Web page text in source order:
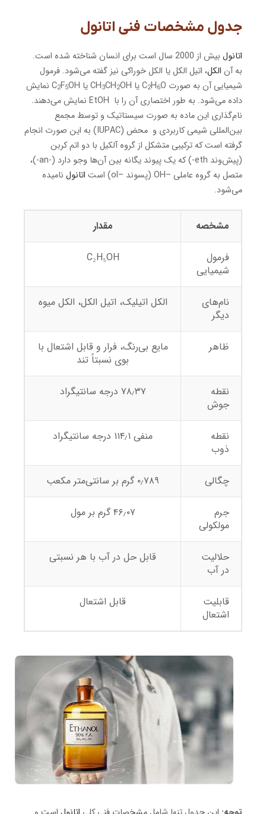
جدول مشخصات فنی اتانول
اتانول
بیش از 2000 سال است برای انسان شناخته شده است.
به آن الکل، اتیل الکل یا الکل خوراکی نیز گفته می‌شود. فرمول
شیمیایی آن به صورت C­
2H6O یا CH 3CH2OH یا C 2F5
OH نمایش
داده می‌شود. به طور اختصاری آن را با EtOH نمایش می‌دهند.
نام‌گذاری این ماده به صورت سیستاتیک و توسط مجمع
بین‌المللی شیمی کاربردی و محض (IUPAC) به این صورت انجام
گرفته است که ترکیبی متشکل از گروه آلکیل با دو اتم کربن
(پیش‌وند eth-) که یک پیوند یگانه بین آن‌ها وجو دارد (-an-)،
متصل به گروه عاملی –OH (پسوند –ol) است
اتانول نامیده
می‌شود.
مشخصه مقدار
فرمول
شیمیایی
C₂H₅OH
نام‌های
دیگر
الکل اتیلیک، اتیل الکل، الکل میوه
ظاهر
مایع بی‌رنگ، فرار و قابل اشتعال با
بوی نسبتاً تند
نقطه
جوش
۷۸٫۳۷ درجه سانتیگراد
نقطه
ذوب
منفی ۱۱۴٫۱ درجه سانتیگراد
چگالی ۰٫۷۸۹ گرم بر سانتی‌متر مکعب
جرم
مولکولی
۴۶٫۰۷ گرم بر مول
حلالیت
در آب
قابل حل در آب با هر نسبتی
قابلیت
اشتعال
قابل اشتعال